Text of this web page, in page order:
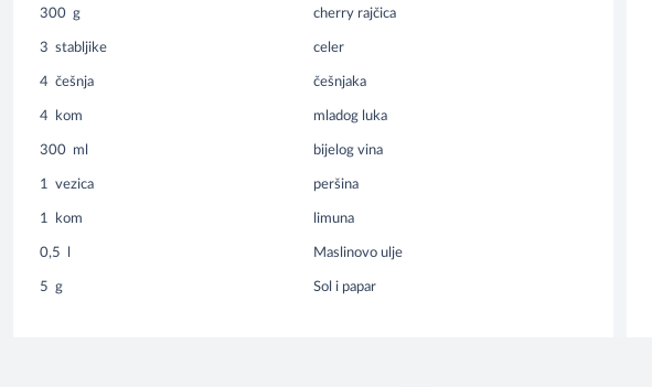
300 g cherry rajčica
3 stabljike celer
4 češnja češnjaka
4 kom mladog luka
300 ml bijelog vina
1 vezica peršina
1 kom limuna
0,5 Maslinovo ulje
5 g Sol i papar